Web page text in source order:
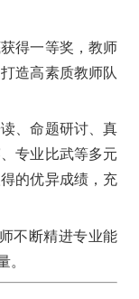
得一等奖，教师
造高素质教师队
、命题研讨、真
专业比武等多元
的优异成绩，充
不断精进专业能
。